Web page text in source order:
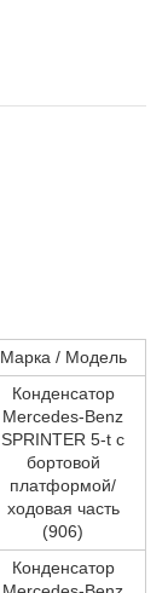
Марка / Модель
Конденсатор
Mercedes-Benz
SPRINTER 5-t c
бортовой
платформой/
ходовая часть
(906)
Конденсатор